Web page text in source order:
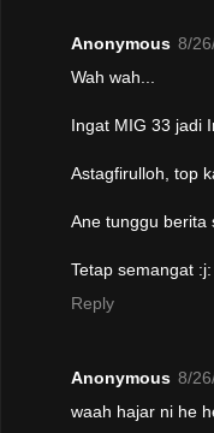
Anonymous 8/
Wah wah...
Ingat MIG 33 jadi
Astagfirulloh, top
Ane tunggu berita
Tetap semangat :j:
Reply
Anonymous 8/
waah hajar ni he